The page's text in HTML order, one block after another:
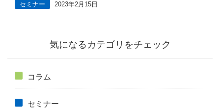
セミナー 2023年2月15日
気になるカテゴリをチェック
コラム
セミナー